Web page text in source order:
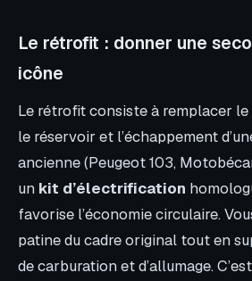
Le rétrofit : donner une
icône
Le rétrofit consiste à remplacer
le réservoir et l’échappement
ancienne (Peugeot 103,
un kit d’électrification
favorise l’économie circulaire.
patine du cadre original tout en
de carburation et d’allumage.